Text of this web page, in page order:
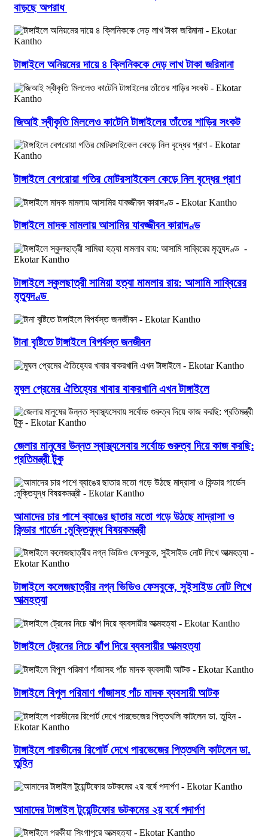
বাড়ছে অপরাধ
টাঙ্গাইলে অনিয়মের দায়ে ৪ ক্লিনিককে দেড় লাখ টাকা জরিমানা
জিআই স্বীকৃতি মিললেও কাটেনি টাঙ্গাইলের তাঁতের শাড়ির সংকট
টাঙ্গাইলে বেপরোয়া গতির মোটরসাইকেল কেড়ে নিল বৃদ্ধের প্রাণ
টাঙ্গাইলে মাদক মামলায় আসামির যাবজ্জীবন কারাদণ্ড
টাঙ্গাইলে স্কুলছাত্রী সামিয়া হত্যা মামলার রায়: আসামি সাব্বিরের
মৃত্যুদণ্ড
টানা বৃষ্টিতে টাঙ্গাইলে বিপর্যস্ত জনজীবন
মুঘল প্রেমের ঐতিহ্যের খাবার বাকরখানি এখন টাঙ্গাইলে
জেলার মানুষের উন্নত স্বাস্থ্যসেবায় সর্বোচ্চ গুরুত্ব দিয়ে কাজ করছি:
প্রতিমন্ত্রী টুকু
আমাদের চার পাশে ব্যাঙের ছাতার মতো গড়ে উঠছে মাদ্রাসা ও
কিন্ডার গার্ডেন :মুক্তিযুদ্ধ বিষয়কমন্ত্রী
টাঙ্গাইলে কলেজছাত্রীর নগ্ন ভিডিও ফেসবুকে, সুইসাইড নোট লিখে
আত্মহত্যা
টাঙ্গাইলে ট্রেনের নিচে ঝাঁপ দিয়ে ব্যবসায়ীর আত্মহত্যা
টাঙ্গাইলে বিপুল পরিমাণ গাঁজাসহ পাঁচ মাদক ব্যবসায়ী আটক
টাঙ্গাইলে পারভীনের রিপোর্ট দেখে পারভেজের পিত্তথলি কাটলেন ডা.
তুহিন
আমাদের টাঙ্গাইল টুয়েন্টিফোর ডটকমের ২য় বর্ষে পদার্পণ